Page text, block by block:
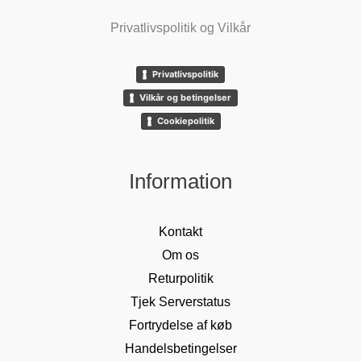
Privatlivspolitik og Vilkår
Privatlivspolitik
Vilkår og betingelser
Cookiepolitik
Information
Kontakt
Om os
Returpolitik
Tjek Serverstatus
Fortrydelse af køb
Handelsbetingelser